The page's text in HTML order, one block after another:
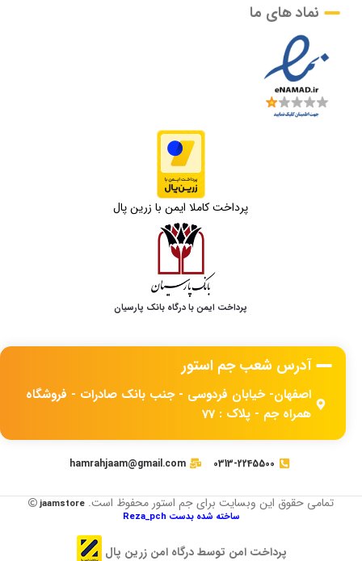
نماد های ما
پرداخت کاملا ایمن با زرین پال
پرداخت ایمن با درگاه بانک پارسیان
آدرس شعب جم استور
اصفهان- خیابان فردوسی - جنب بانک صادرات - فروشگاه
همراه جم - پلاک : 77
0313-2245500
hamrahjaam@gmail.com
تمامی حقوق این وبسایت برای جم استور محفوظ است.jaamstore
ساخته شده بدست Reza_pch
پرداخت امن توسط درگاه امن زرین پال